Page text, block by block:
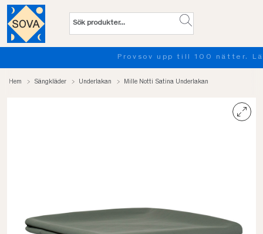
Provsov upp till 100 nätter. Läs mer
Hem Sängkläder Underlakan Mille Notti Satina Underlakan